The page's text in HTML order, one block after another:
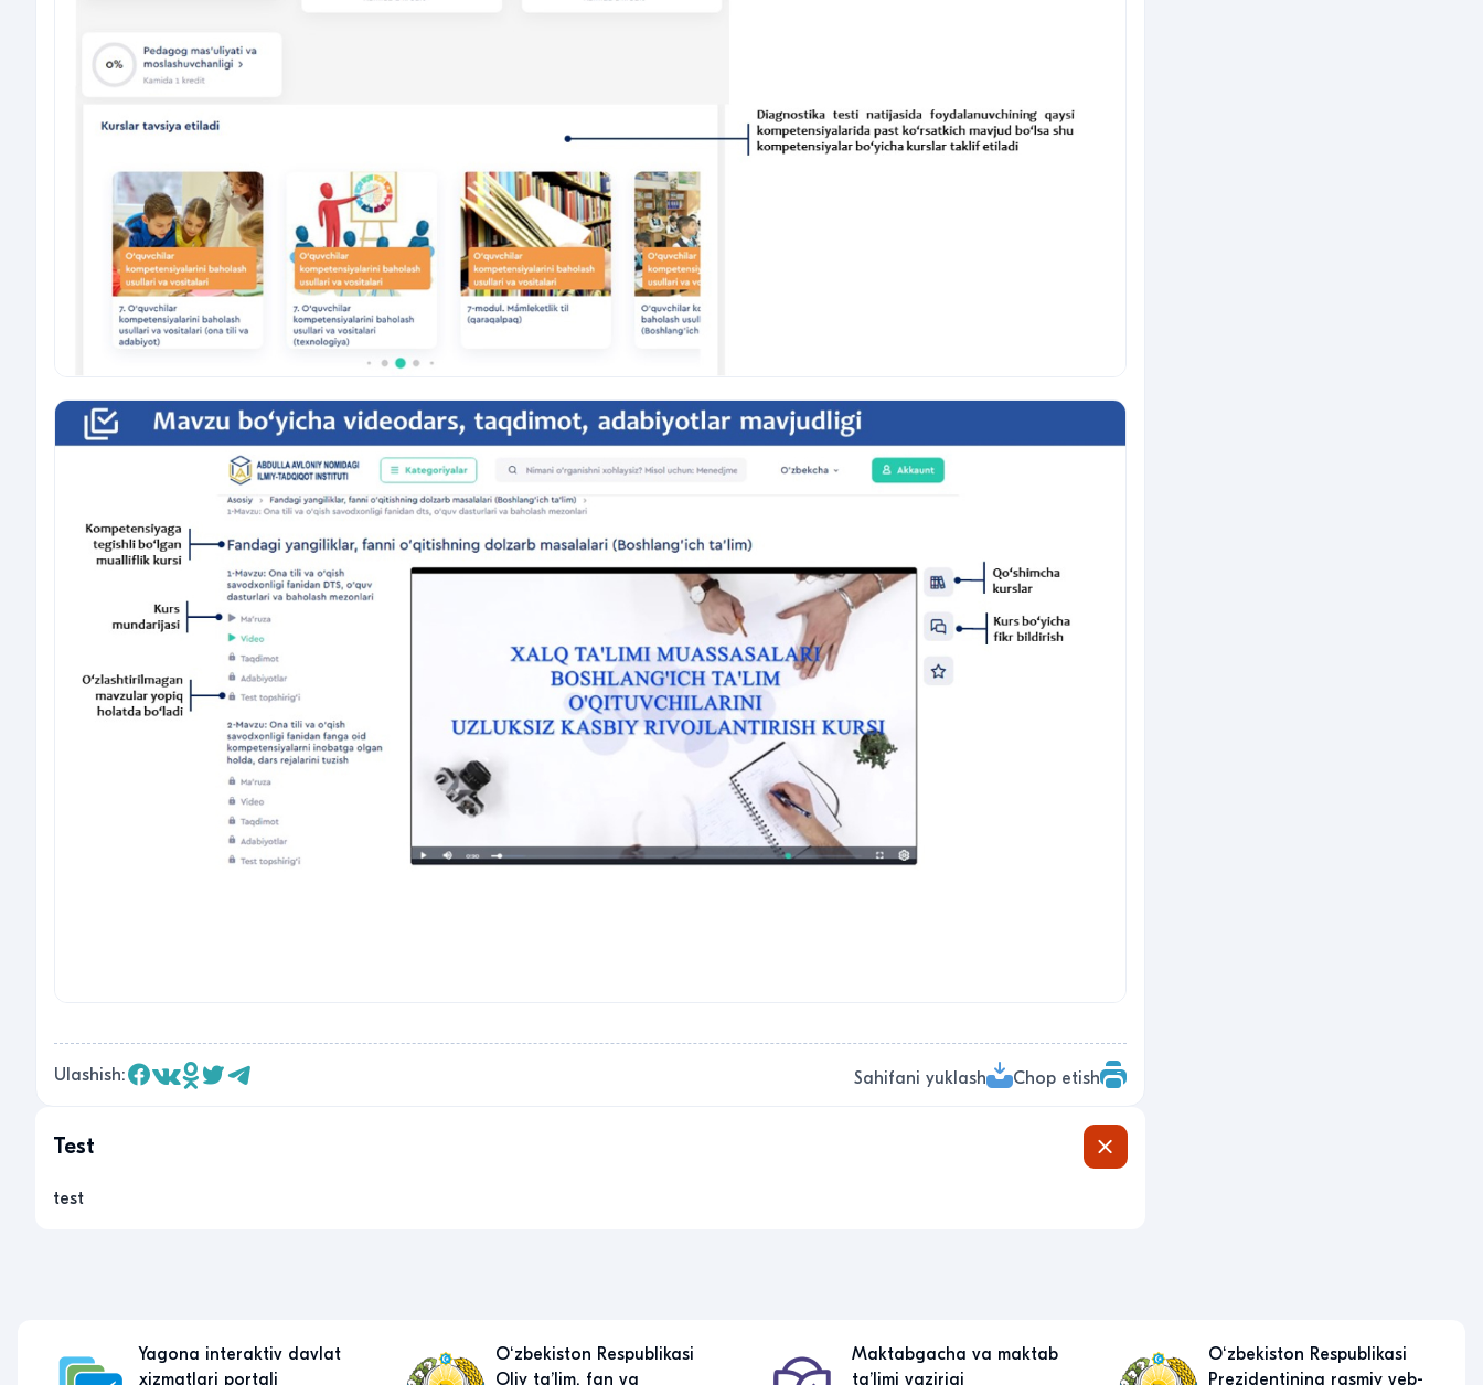
Ulashish: Sahifani yuklash Chop etish
Test
test
Yagona interaktiv davlat
xizmatlari portali
Oʻzbekiston Respublikasi
Oliy taʼlim, fan va
Maktabgacha va maktab
taʼlimi vazirigi
Oʻzbekiston Respublikasi
Prezidentining rasmiy veb-